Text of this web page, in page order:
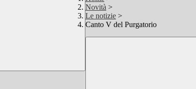
Novità >
Le notizie >
Canto V del Purgatorio